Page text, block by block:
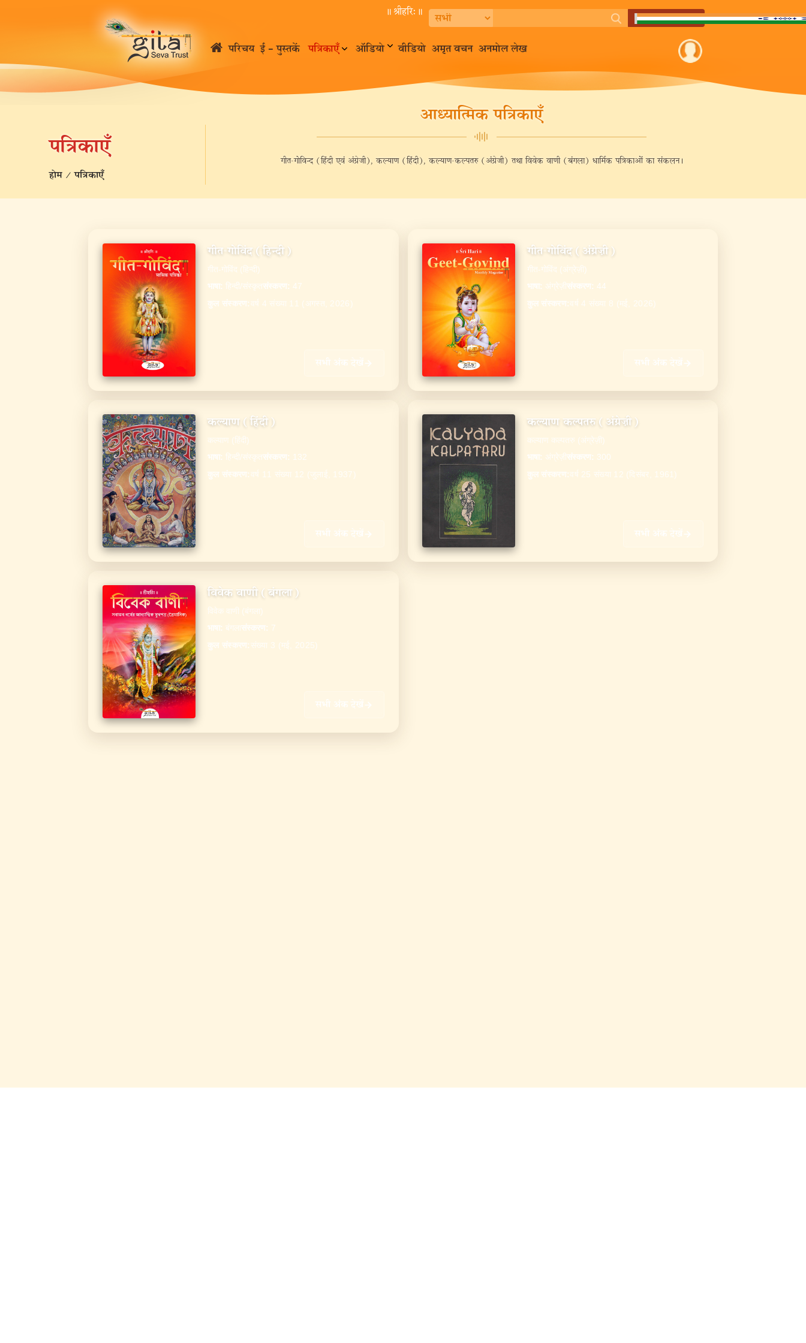
॥ श्रीहरि:॥
परिचय ई – पुस्तकें पत्रिकाएँ ऑडियो वीडियो अमृत वचन अनमोल लेख
पत्रिकाएँ
होम / पत्रिकाएँ
आध्यात्मिक पत्रिकाएँ
गीत-गोविन्द (हिंदी एवं अंग्रेजी), कल्याण (हिंदी), कल्याण-कल्पतरु (अंग्रेजी) तथा विवेक वाणी (बंगला) धार्मिक पत्रिकाओं का संकलन।
गीत-गोविंद (हिन्दी)
गीत-गोविंद (हिन्दी)
भाषा: हिन्दी/संस्कृतसंस्करण: 47
कुल संस्करण: वर्ष 4 संख्या 11 (अगस्त, 2026)
सभी अंक देखें
गीत-गोविंद (अंग्रेज़ी)
गीत-गोविंद (अंग्रेज़ी)
भाषा: अंग्रेज़ी संस्करण: 44
कुल संस्करण:वर्ष 4 संख्या 8 (मई, 2026)
सभी अंक देखें
कल्याण (हिंदी)
कल्याण (हिंदी)
भाषा: हिन्दी/संस्कृतसंस्करण: 132
कुल संस्करण: वर्ष 11 संख्या 12 (जुलाई, 1937)
सभी अंक देखें
कल्याण कल्पतरु (अंग्रेज़ी)
कल्याण कल्पतरु (अंग्रेज़ी)
भाषा: अंग्रेज़ी संस्करण: 300
कुल संस्करण:वर्ष 25 संख्या 12 (दिसंबर, 1961)
सभी अंक देखें
विवेक वाणी (बंगला)
विवेक वाणी (बंगला)
भाषा: बंगलासंस्करण: 7
कुल संस्करण: संख्या 3 (मई, 2025)
सभी अंक देखें